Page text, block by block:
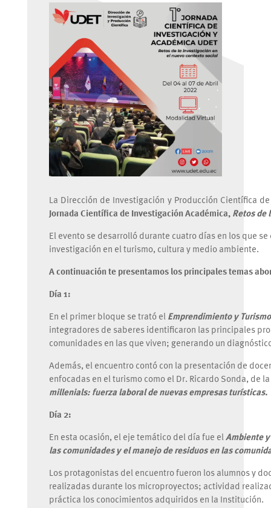
La Dirección de Investigación y Producción Científica
Jornada Científica de Investigación Académica, Retos de
El evento se desarrolló durante cuatro días en los que
investigación en el turismo, cultura y medio ambiente.
A continuación te presentamos los principales temas
Día 1:
En el primer bloque se trató el Emprendimiento y
integradores de saberes identificaron las principales
comunidades en las que viven; generando un
Además, el encuentro contó con la presentación de
enfocadas en el turismo como el Dr. Ricardo Sonda, de
millenials: fuerza laboral de nuevas empresas turísticas.
Día 2:
En esta ocasión, el eje temático del día fue el Ambiente
las comunidades y el manejo de residuos en las
Los protagonistas del encuentro fueron los alumnos y
realizadas durante los microproyectos; actividad
práctica los conocimientos adquiridos en la Institución.